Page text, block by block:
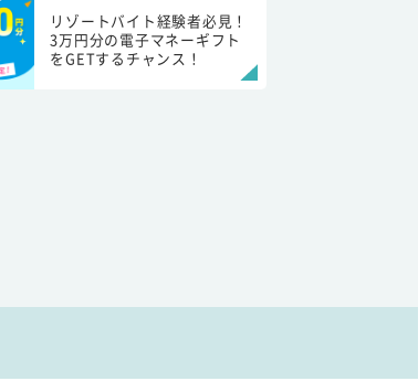
リゾートバイト経験者必見！
3万円分の電子マネーギフト
をGETするチャンス！